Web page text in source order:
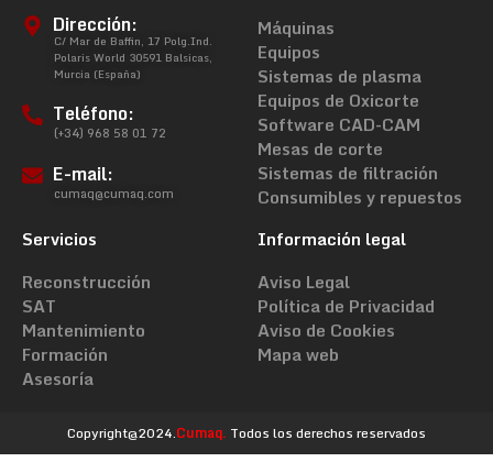
Dirección:
C/ Mar de Baffin, 17 Polg.Ind.
Polaris World 30591 Balsicas,
Murcia (España)
Teléfono:
(+34) 968 58 01 72
E-mail:
cumaq@cumaq.com
Máquinas
Equipos
Sistemas de plasma
Equipos de Oxicorte
Software CAD-CAM
Mesas de corte
Sistemas de filtración
Consumibles y repuestos
Servicios
Reconstrucción
SAT
Mantenimiento
Formación
Asesoría
Información legal
Aviso Legal
Política de Privacidad
Aviso de Cookies
Mapa web
Copyright@2024.Cumaq. Todos los derechos reservados